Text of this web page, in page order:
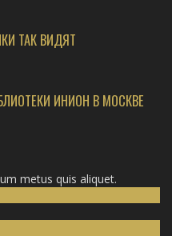
ТАК ВИДЯТ
ИНИОН В МОСКВЕ
metus quis aliquet.